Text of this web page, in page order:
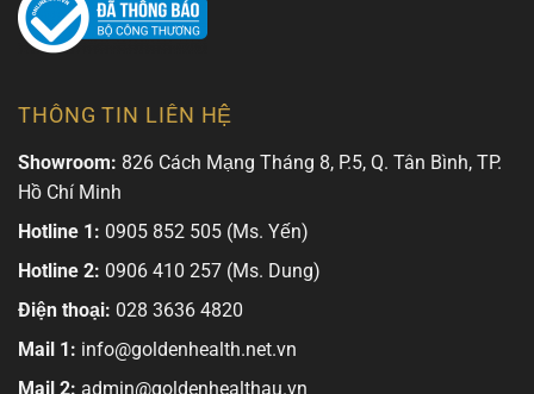
THÔNG TIN LIÊN HỆ
Showroom: 826 Cách Mạng Tháng 8, P.5, Q. Tân Bình, TP.
Hồ Chí Minh
Hotline 1: 0905 852 505 (Ms. Yến)
Hotline 2: 0906 410 257 (Ms. Dung)
Điện thoại: 028 3636 4820
Mail 1: info@goldenhealth.net.vn
Mail 2: admin@goldenhealthau.vn